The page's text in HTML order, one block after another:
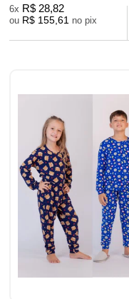
6x R$ 28,82
ou R$ 155,61 no pix